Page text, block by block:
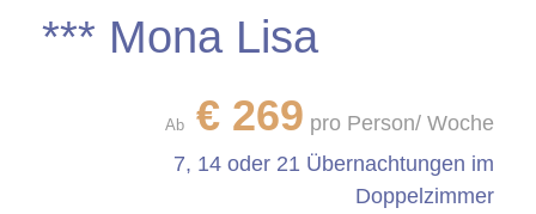
*** Mona Lisa
Ab € 269 pro Person/ Woche
7, 14 oder 21 Übernachtungen im
Doppelzimmer